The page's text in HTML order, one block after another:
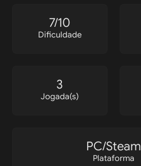
7/10
Dificuldade
3
Jogada(s)
PC/Steam
Plataforma